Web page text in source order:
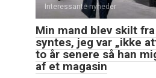
Interessante nyheder
Min mand blev skilt
syntes, jeg var „ikke
to år senere så han
af et magasin